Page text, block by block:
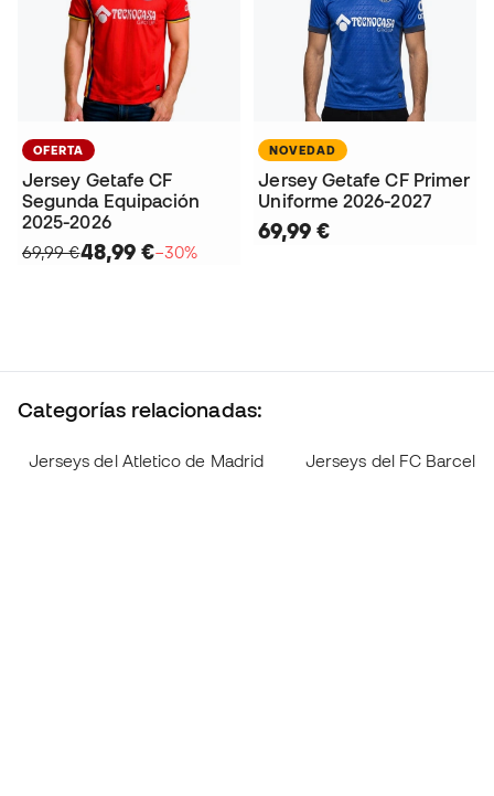
OFERTA
Jersey Getafe CF
Segunda Equipación
2025-2026
69,99 €48,99 €−30%
NOVEDAD
Jersey Getafe CF Primer
Uniforme 2026-2027
69,99 €
Categorías relacionadas:
Jerseys del Atletico de Madrid Jerseys del FC